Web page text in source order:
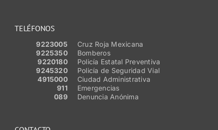
TELÉFONOS
9223005
Cruz Roja Mexicana
9225350
Bomberos
9220180
Policía Estatal Preventiva
9245320
Policía de Seguridad Vial
4915000
Ciudad Administrativa
911
Emergencias
089
Denuncia Anónima